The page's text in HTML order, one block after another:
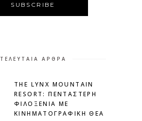
ΤΕΛΕΥΤΑΊΑ ΆΡΘΡΑ
THE LYNX MOUNTAIN
RESORT: ΠΕΝΤΆΣΤΕΡΗ
ΦΙΛΟΞΕΝΊΑ ΜΕ
ΚΙΝΗΜΑΤΟΓΡΑΦΙΚΉ ΘΈΑ